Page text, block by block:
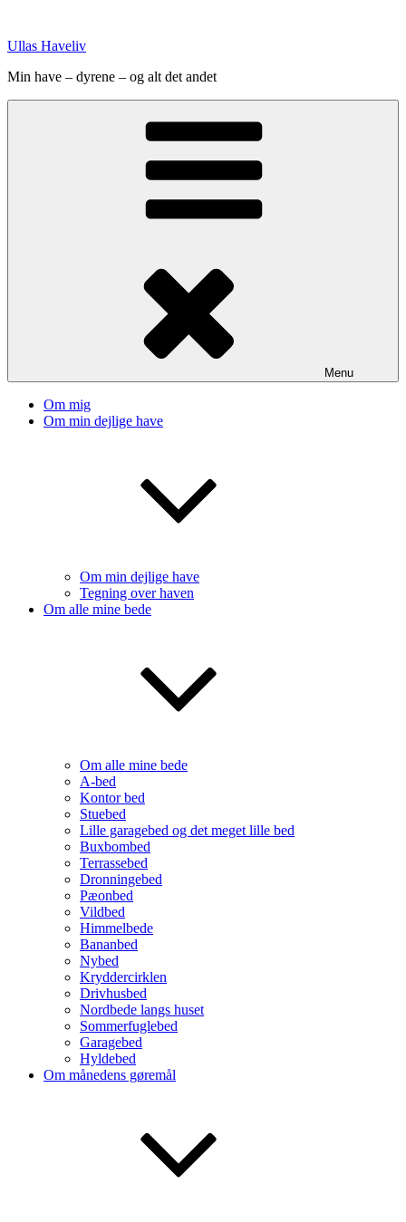
indhold
Ullas Haveliv
Min have – dyrene – og alt det andet
Menu
Om mig
Om min dejlige have
Om min dejlige have
Tegning over haven
Om alle mine bede
Om alle mine bede
A-bed
Kontor bed
Stuebed
Lille garagebed og det meget lille bed
Buxbombed
Terrassebed
Dronningebed
Pæonbed
Vildbed
Himmelbede
Bananbed
Nybed
Kryddercirklen
Drivhusbed
Nordbede langs huset
Sommerfuglebed
Garagebed
Hyldebed
Om månedens gøremål